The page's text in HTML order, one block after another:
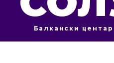
Балкански